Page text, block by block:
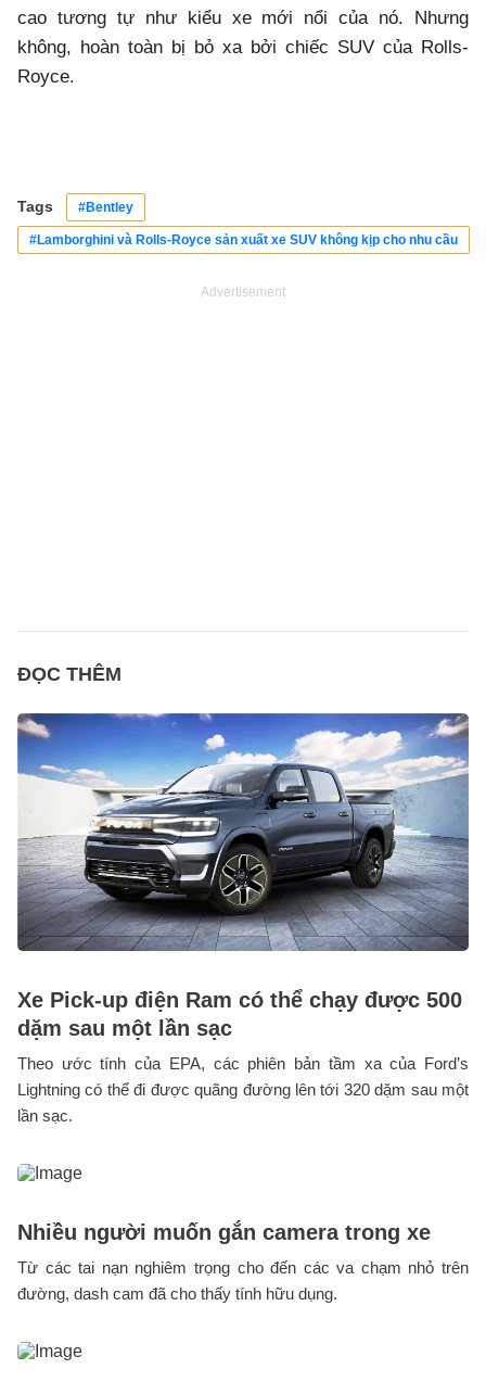
cao tương tự như kiểu xe mới nổi của nó. Nhưng
không, hoàn toàn bị bỏ xa bởi chiếc SUV của Rolls-
Royce.
Tags #Bentley
#Lamborghini và Rolls-Royce sản xuất xe SUV không kịp cho nhu cầu
Advertisement
ĐỌC THÊM
Xe Pick-up điện Ram có thể chạy được 500
dặm sau một lần sạc
Theo ước tính của EPA, các phiên bản tầm xa của Ford’s
Lightning có thể đi được quãng đường lên tới 320 dặm sau một
lần sạc.
Nhiều người muốn gắn camera trong xe
Từ các tai nạn nghiêm trọng cho đến các va chạm nhỏ trên
đường, dash cam đã cho thấy tính hữu dụng.